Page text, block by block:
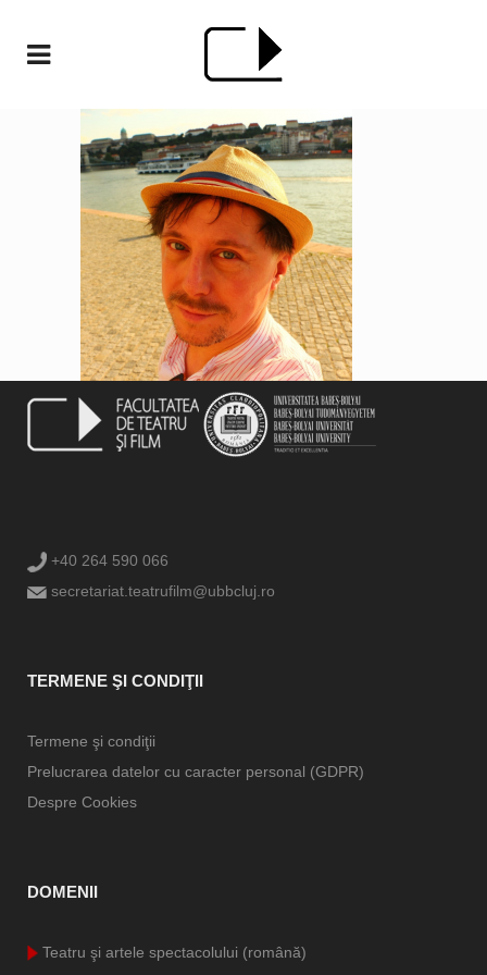
+40 264 590 066
secretariat.teatrufilm@ubbcluj.ro
TERMENE ŞI CONDIŢII
Termene şi condiţii
Prelucrarea datelor cu caracter personal (GDPR)
Despre Cookies
DOMENII
Teatru şi artele spectacolului (română)